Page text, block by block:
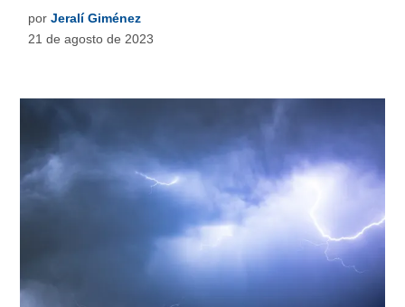
por Jeralí Giménez
21 de agosto de 2023